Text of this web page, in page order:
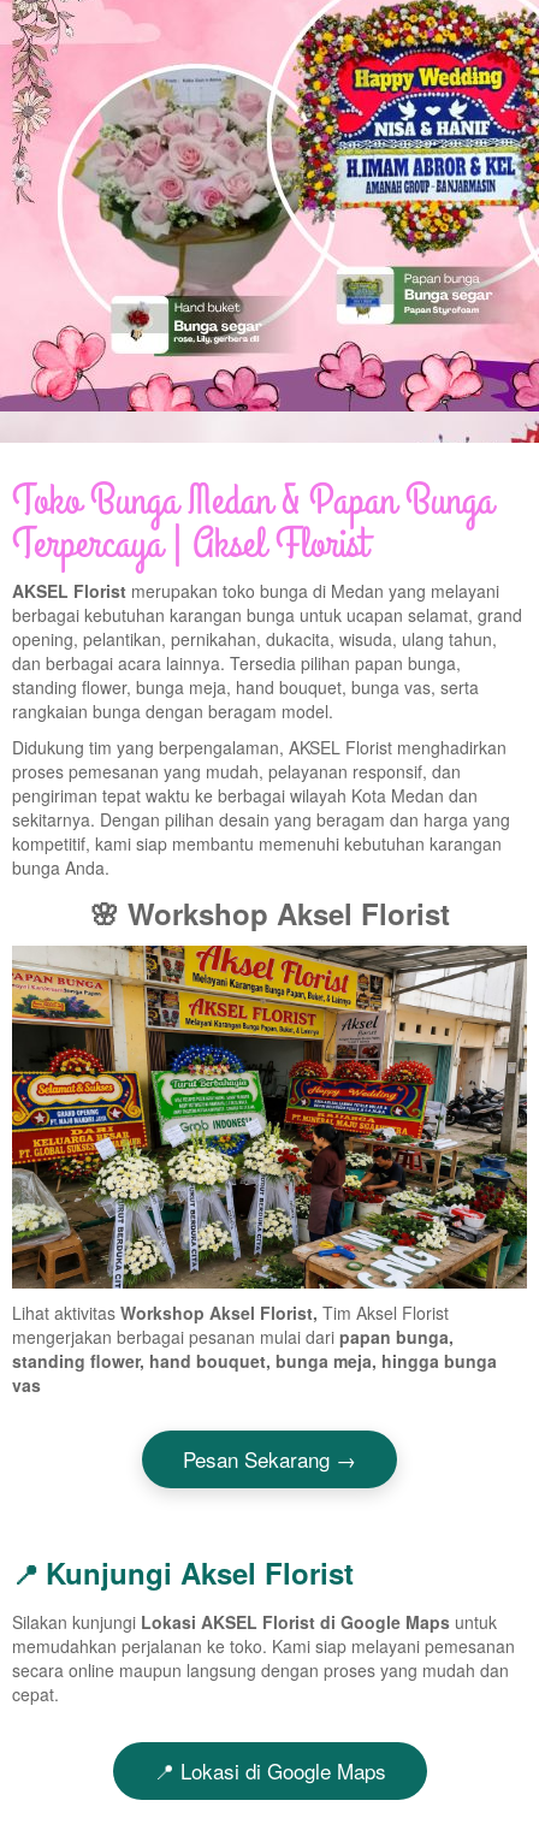
Toko Bunga Medan & Papan Bunga
Terpercaya | Aksel Florist
AKSEL Florist merupakan toko bunga di Medan yang melayani
berbagai kebutuhan karangan bunga untuk ucapan selamat, grand
opening, pelantikan, pernikahan, dukacita, wisuda, ulang tahun,
dan berbagai acara lainnya. Tersedia pilihan papan bunga,
standing flower, bunga meja, hand bouquet, bunga vas, serta
rangkaian bunga dengan beragam model.
Didukung tim yang berpengalaman, AKSEL Florist menghadirkan
proses pemesanan yang mudah, pelayanan responsif, dan
pengiriman tepat waktu ke berbagai wilayah Kota Medan dan
sekitarnya. Dengan pilihan desain yang beragam dan harga yang
kompetitif, kami siap membantu memenuhi kebutuhan karangan
bunga Anda.
🌸 Workshop Aksel Florist
Lihat aktivitas Workshop Aksel Florist, Tim Aksel Florist
mengerjakan berbagai pesanan mulai dari papan bunga,
standing flower, hand bouquet, bunga meja, hingga bunga
vas
Pesan Sekarang →
📍 Kunjungi Aksel Florist
Silakan kunjungi Lokasi AKSEL Florist di Google Maps untuk
memudahkan perjalanan ke toko. Kami siap melayani pemesanan
secara online maupun langsung dengan proses yang mudah dan
cepat.
📍 Lokasi di Google Maps